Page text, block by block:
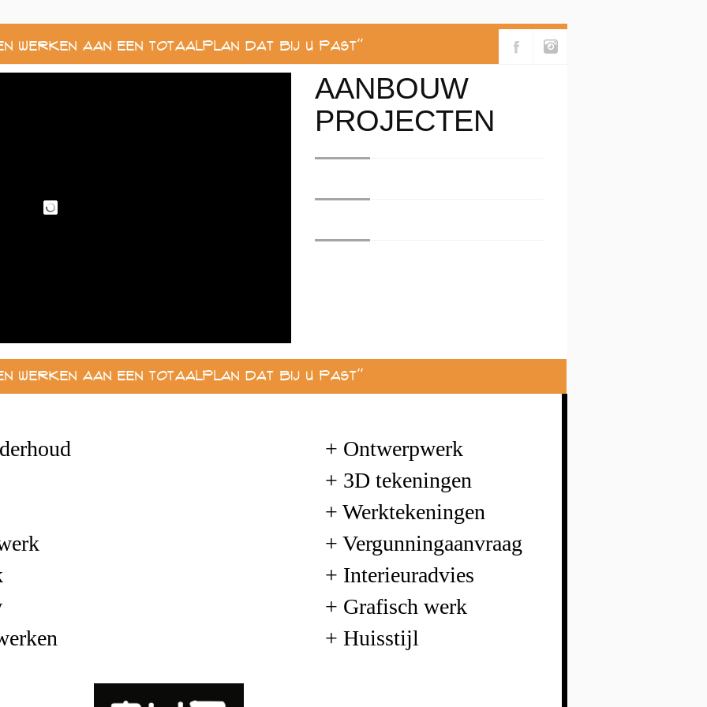
werken aan een Totaalplan dat Bij u Past''
AANBOUW
PROJECTEN
werken aan een Totaalplan dat Bij u Past''
+ Ontwerpwerk
+ 3D tekeningen
+ Werktekeningen
+ Vergunningaanvraag
+ Interieuradvies
+ Grafisch werk
+ Huisstijl